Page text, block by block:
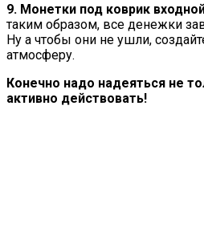
9. Монетки под коврик
таким образом, все денежки
Ну а чтобы они не ушли,
атмосферу.
Конечно надо надеяться не
активно действовать!